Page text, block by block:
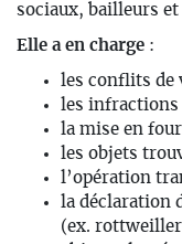
sociaux, bailleurs et
Elle a en charge :
les conflits de
les infractions
la mise en
les objets
l’opération
la déclaration
(ex.